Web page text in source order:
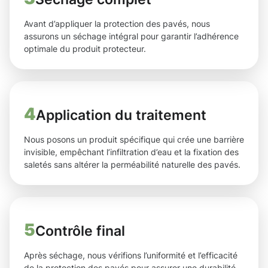
Avant d’appliquer la protection des pavés, nous
assurons un séchage intégral pour garantir l’adhérence
optimale du produit protecteur.
4Application du traitement
Nous posons un produit spécifique qui crée une barrière
invisible, empêchant l’infiltration d’eau et la fixation des
saletés sans altérer la perméabilité naturelle des pavés.
5Contrôle final
Après séchage, nous vérifions l’uniformité et l’efficacité